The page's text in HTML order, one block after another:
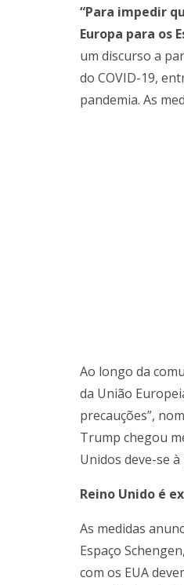
“Para impedir
Europa para os
um discurso a
do COVID-19,
pandemia. As
Ao longo da
da União
precauções”,
Trump chegou
Unidos deve-se
Reino Unido é
As medidas
Espaço
com os EUA